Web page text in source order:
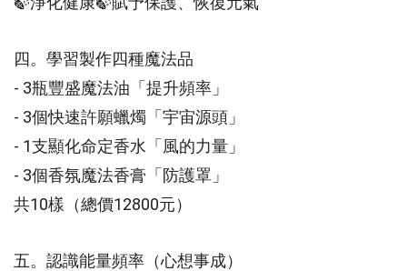
四。學習製作四種魔法品
- 3瓶豐盛魔法油「提升頻率」
- 3個快速許願蠟燭「宇宙源頭」
- 1支顯化命定香水「風的力量」
- 3個香氛魔法香膏「防護罩」
共10樣（總價12800元）
五。認識能量頻率（心想事成）